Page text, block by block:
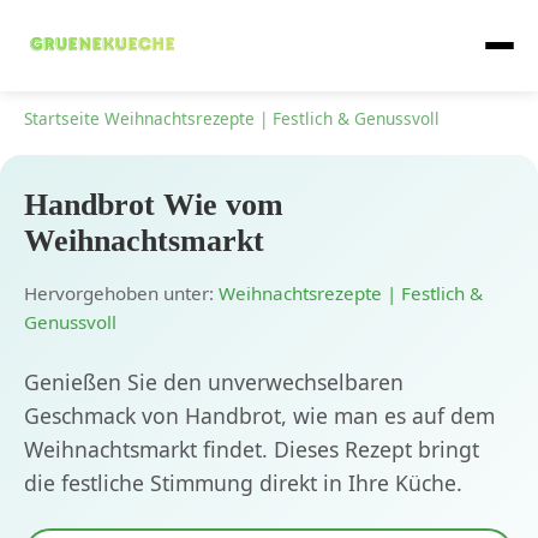
Startseite Weihnachtsrezepte | Festlich & Genussvoll
Handbrot Wie vom
Weihnachtsmarkt
Hervorgehoben unter: Weihnachtsrezepte | Festlich &
Genussvoll
Genießen Sie den unverwechselbaren
Geschmack von Handbrot, wie man es auf dem
Weihnachtsmarkt findet. Dieses Rezept bringt
die festliche Stimmung direkt in Ihre Küche.